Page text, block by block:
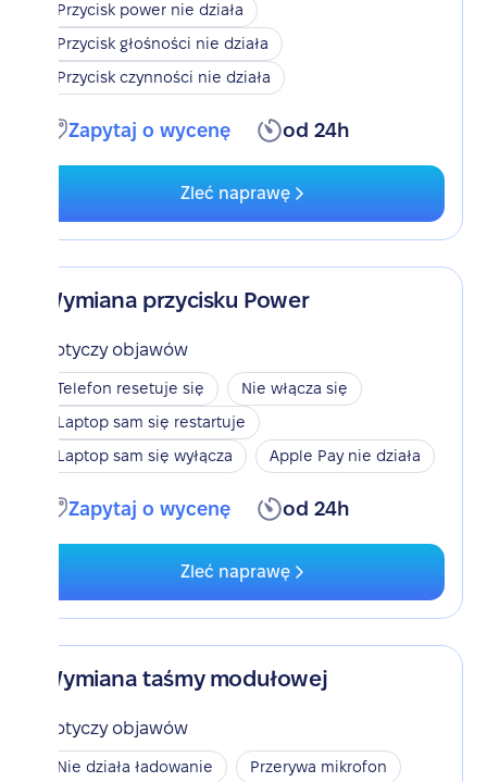
Przycisk power nie działa
Przycisk głośności nie działa
Przycisk czynności nie działa
Zapytaj o wycenę od 24h
Zleć naprawę
Wymiana przycisku Power
Dotyczy objawów
Telefon resetuje się
Nie włącza się
Laptop sam się restartuje
Laptop sam się wyłącza
Apple Pay nie działa
Zapytaj o wycenę od 24h
Zleć naprawę
Wymiana taśmy modułowej
Dotyczy objawów
Nie działa ładowanie
Przerywa mikrofon